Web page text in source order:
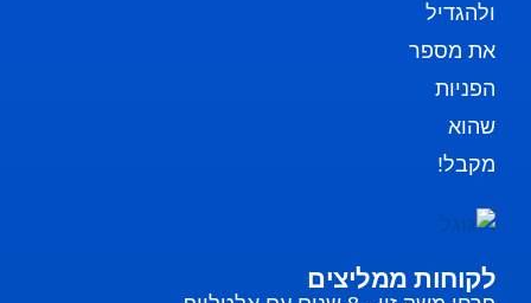
ולהגדיל
את מספר
הפניות
שהוא
מקבל!
לקוחות ממליצים